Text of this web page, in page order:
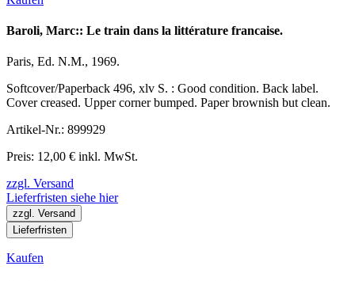
Baroli, Marc:: Le train dans la littérature francaise.
Paris, Ed. N.M., 1969.
Softcover/Paperback 496, xlv S. : Good condition. Back label.
Cover creased. Upper corner bumped. Paper brownish but clean.
Artikel-Nr.: 899929
Preis: 12,00 € inkl. MwSt.
zzgl. Versand
Lieferfristen siehe hier
zzgl. Versand
Lieferfristen
Kaufen